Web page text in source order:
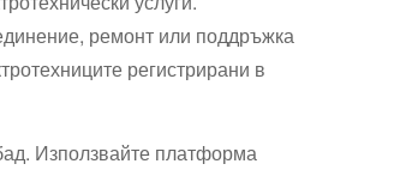
ремонт или поддръжка
регистрирани в
Използвайте платформа